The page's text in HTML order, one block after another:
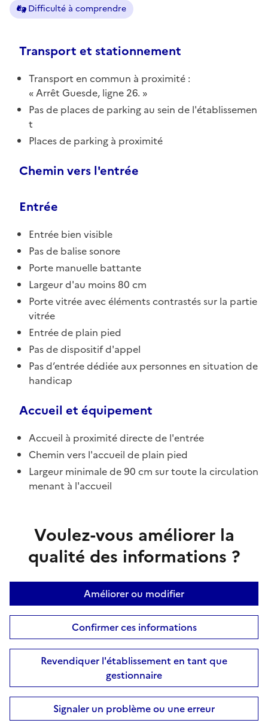
Difficulté à comprendre
Transport et stationnement
Transport en commun à proximité :
Arrêt Guesde, ligne 26.
Pas de places de parking au sein de l'établissemen
t
Places de parking à proximité
Chemin vers l'entrée
Entrée
Entrée bien visible
Pas de balise sonore
Porte manuelle battante
Largeur d'au moins 80 cm
Porte vitrée avec éléments contrastés sur la partie
vitrée
Entrée de plain pied
Pas de dispositif d'appel
Pas d’entrée dédiée aux personnes en situation de
handicap
Accueil et équipement
Accueil à proximité directe de l'entrée
Chemin vers l'accueil de plain pied
Largeur minimale de 90 cm sur toute la circulation
menant à l'accueil
Voulez-vous améliorer la
qualité des informations ?
Améliorer ou modifier
Confirmer ces informations
Revendiquer l'établissement en tant que
gestionnaire
Signaler un problème ou une erreur